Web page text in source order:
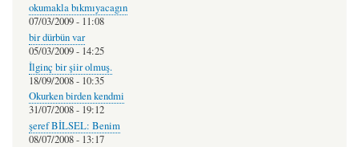
okumakla bıkmıyacagın
07/03/2009 - 11:08
bir dürbün var
05/03/2009 - 14:25
İlginç bir şiir olmuş.
18/09/2008 - 10:35
Okurken birden kendmi
31/07/2008 - 19:12
şeref BİLSEL: Benim
08/07/2008 - 13:17